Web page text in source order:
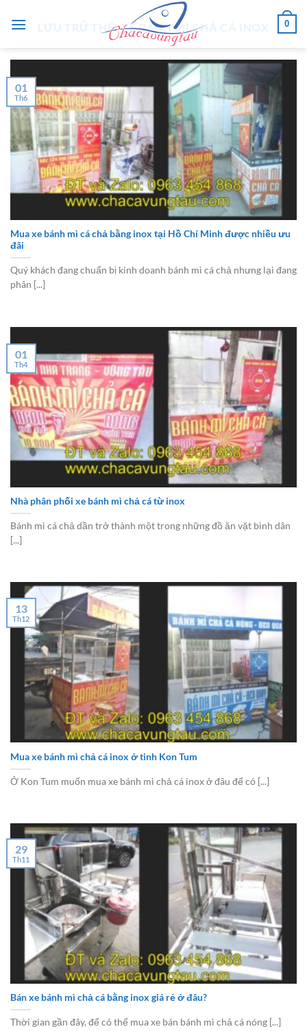
đến
dung
0
LƯU TRỮ THẺ:XE BÁNH MÌ CHẢ CÁ INOX
Mua xe bánh mì cá chả bằng inox tại Hồ Chí Minh được nhiều ưu
đãi
Quý khách đang chuẩn bị kinh doanh bánh mì cá chả nhưng lại đang
phân [...]
01
Th6
Nhà phân phối xe bánh mì chả cá từ inox
Bánh mì cá chả dần trở thành một trong những đồ ăn vặt bình dân
[...]
01
Th4
Mua xe bánh mì chả cá inox ở tinh Kon Tum
Ở Kon Tum muốn mua xe bánh mì chả cá inox ở đâu để có [...]
13
Th12
Bán xe bánh mì chả cá bằng inox giá rẻ ở đâu?
Thời gian gần đây, để có thể mua xe bán bánh mì chả cá nóng [...]
29
Th11